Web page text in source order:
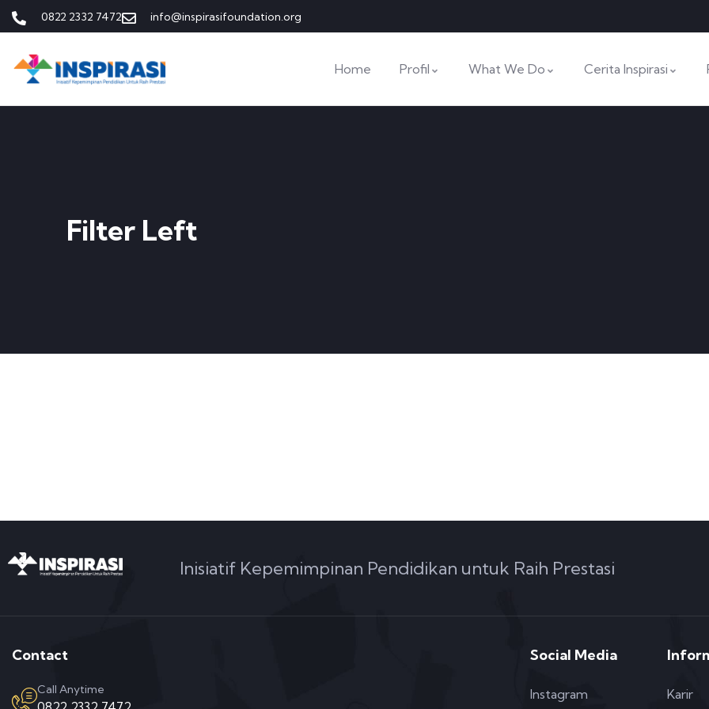
0822 2332 7472 info@inspirasifoundation.org
Home Profil What We Do Cerita Inspirasi
Filter Left
Inisiatif Kepemimpinan Pendidikan untuk Raih Prestasi
Contact
Call Anytime
Social Media
Instagram Karir